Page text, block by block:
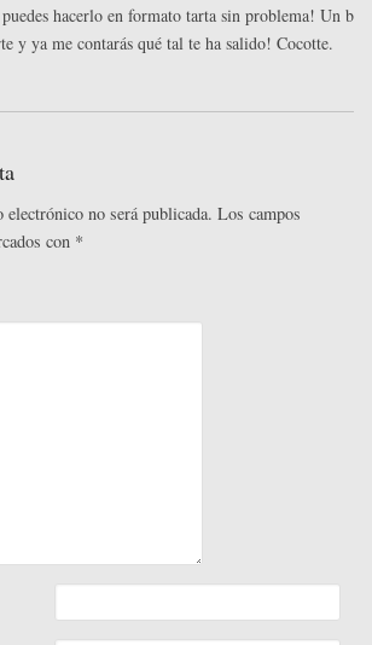
hacerlo en formato tarta sin problema! Un
y ya me contarás qué tal te ha salido! Cocotte.
no será publicada. Los campos
con *